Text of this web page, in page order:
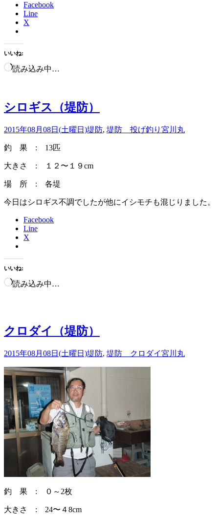
Facebook
Line
X
いいね:
読み込み中…
シロギス（堤防）
2015年08月08日(土曜日)堤防, 堤防 投げ釣り 宮川丸
釣 果 : 13匹
大きさ : １２〜１９cm
場 所 : 各堤
今日はシロギス不調でしたが他にイシモチも混じりました。
Facebook
Line
X
いいね:
読み込み中…
クロダイ（堤防）
2015年08月08日(土曜日)堤防, 堤防 クロダイ宮川丸
釣 果 : ０～2枚
大きさ : 24〜４8cm